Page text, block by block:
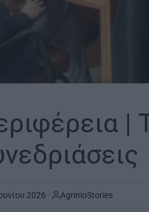
|
2026 AgrinioStories